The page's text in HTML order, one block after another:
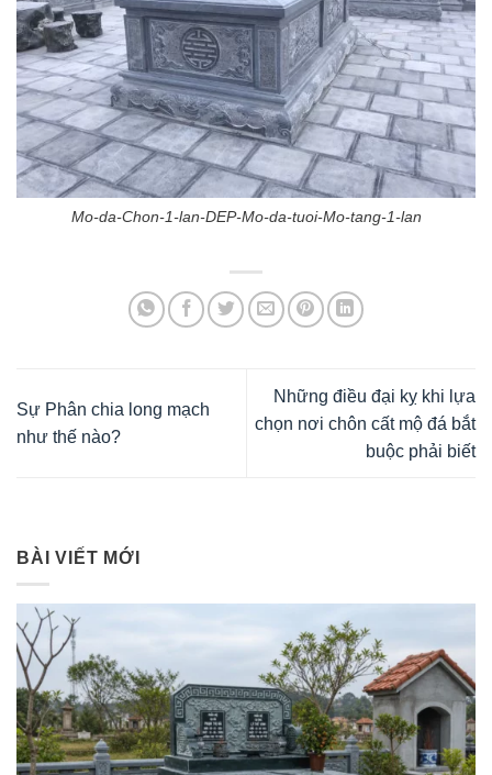
Mo-da-Chon-1-lan-DEP-Mo-da-tuoi-Mo-tang-1-lan
Sự Phân chia long mạch
như thế nào?
Những điều đại kỵ khi lựa
chọn nơi chôn cất mộ đá bắt
buộc phải biết
BÀI VIẾT MỚI